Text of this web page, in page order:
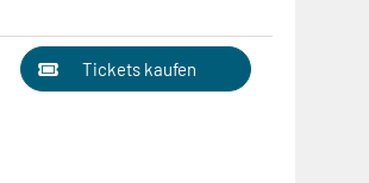
Tickets kaufen